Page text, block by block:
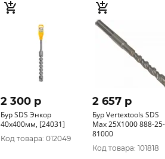
2 300 p
Бур SDS Энкор
40x400мм, [24031]
Код товара: 012049
2 657 p
Бур Vertextools SDS
Max 25Х1000 888-25-
81000
Код товара: 101818